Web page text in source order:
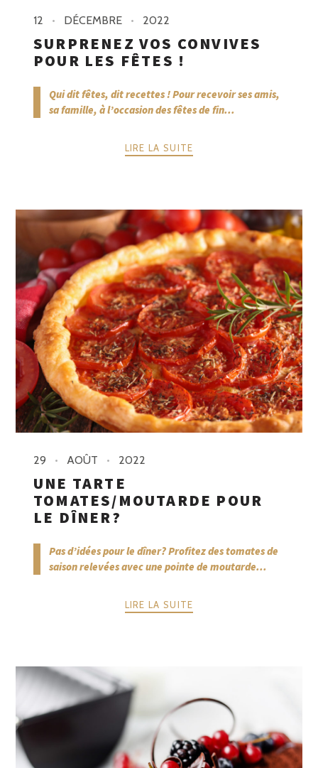
12 DÉCEMBRE 2022
SURPRENEZ VOS CONVIVES
POUR LES FÊTES !
Qui dit fêtes, dit recettes !Pour recevoir ses amis,
sa famille, à l’occasion des fêtes de fin...
LIRE LA SUITE
29 AOÛT 2022
UNE TARTE
TOMATES/MOUTARDE POUR
LE DÎNER?
Pas d’idées pour le dîner? Profitez des tomates de
saison relevées avec une pointe de moutarde...
LIRE LA SUITE